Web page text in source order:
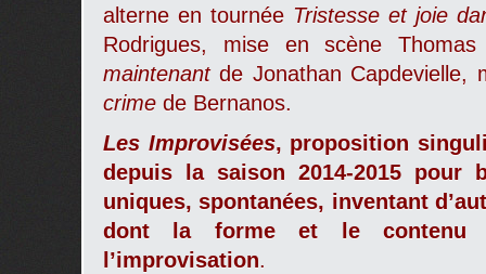
alterne en tournée Tristesse et joie
Rodrigues, mise en scène
maintenantde Jonathan Capdevielle,
crime de Bernanos.
Les Improvisées, proposition
depuis la saison 2014-2015 pour
uniques, spontanées, inventant
dont la forme et le contenu
l’improvisation.